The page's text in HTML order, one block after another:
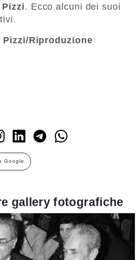
. Ecco alcuni dei suoi
Riproduzione
Google
gallery fotografiche